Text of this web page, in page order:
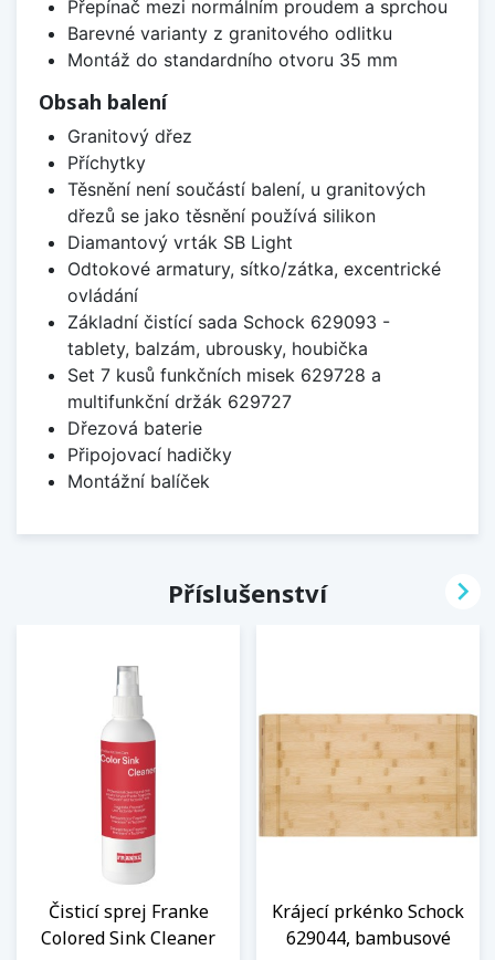
Přepínač mezi normálním proudem a sprchou
Barevné varianty z granitového odlitku
Montáž do standardního otvoru 35 mm
Obsah balení
Granitový dřez
Příchytky
Těsnění není součástí balení, u granitových
dřezů se jako těsnění používá silikon
Diamantový vrták SB Light
Odtokové armatury, sítko/zátka, excentrické
ovládání
Základní čistící sada Schock 629093 -
tablety, balzám, ubrousky, houbička
Set 7 kusů funkčních misek 629728 a
multifunkční držák 629727
Dřezová baterie
Připojovací hadičky
Montážní balíček
Příslušenství
Čisticí sprej Franke
Colored Sink Cleaner
Krájecí prkénko Schock
629044, bambusové
